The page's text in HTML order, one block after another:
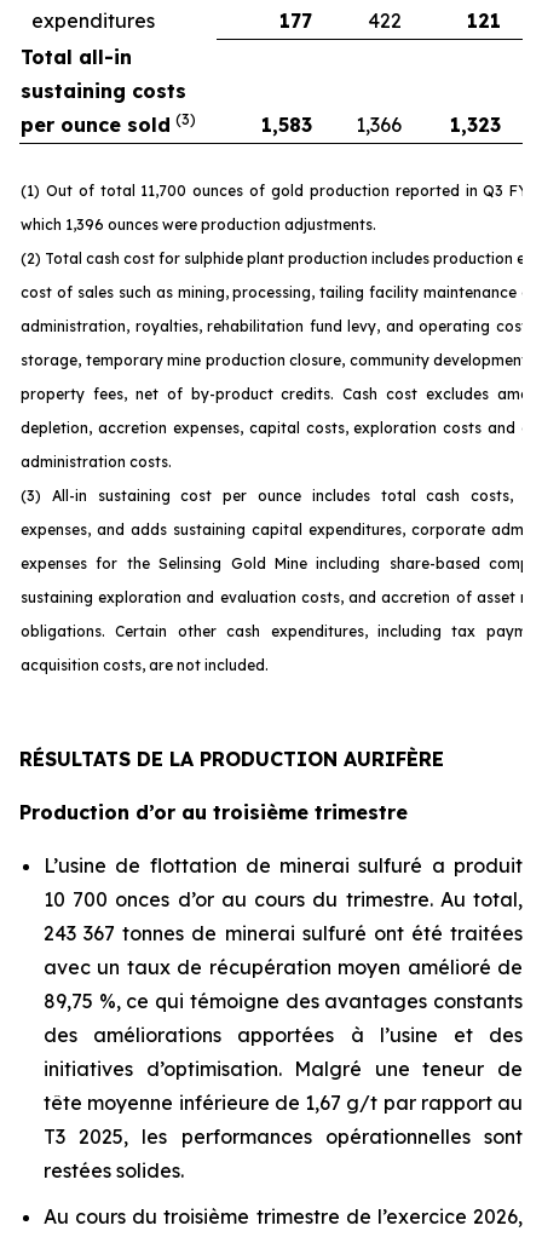
expenditures
177 422
121
Total all-in
sustaining costs
per ounce sold (3) 1,583 1,366 1,323
(1) Out of total 11,700 ounces of gold production reported in Q3 FY
which 1,396 ounces were production adjustments.
(2) Total cash cost for sulphide plant production includes production
cost of sales such as mining, processing, tailing facility maintenance
administration, royalties, rehabilitation fund levy, and operating costs
storage, temporary mine production closure, community development
property fees, net of by-product credits. Cash cost excludes
depletion, accretion expenses, capital costs, exploration costs and
administration costs.
(3) All-in sustaining cost per ounce includes total cash costs,
expenses, and adds sustaining capital expenditures, corporate
expenses for the Selinsing Gold Mine including share-based
sustaining exploration and evaluation costs, and accretion of asset
obligations. Certain other cash expenditures, including tax
acquisition costs, are not included.
RÉSULTATS DE LA PRODUCTION AURIFÈRE
Production d’or au troisième trimestre
L’usine de flottation de minerai sulfuré a produit
10 700 onces d’or au cours du trimestre. Au total,
243 367 tonnes de minerai sulfuré ont été traitées
avec un taux de récupération moyen amélioré de
89,75 %, ce qui témoigne des avantages constants
des améliorations apportées à l’usine et des
initiatives d’optimisation. Malgré une teneur de
tête moyenne inférieure de 1,67 g/t par rapport au
T3 2025, les performances opérationnelles sont
restées solides.
Au cours du troisième trimestre de l’exercice 2026,